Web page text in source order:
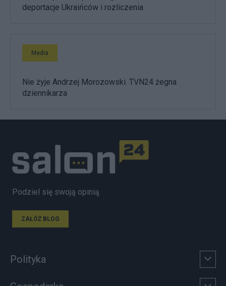
deportacje Ukraińców i rozliczenia
Media
Nie żyje Andrzej Morozowski. TVN24 żegna
dziennikarza
Podziel się swoją opinią
ZAŁÓŻ BLOG
Polityka